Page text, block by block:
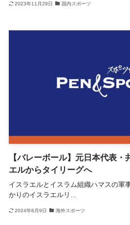
2023年11月29日 国内スポーツ
【バレーボール】元日本代表・
エルからタイリーグへ
イスラエルとイスラム組織ハマスの軍
かりのイスラエルリ...
2024年6月9日 海外スポーツ